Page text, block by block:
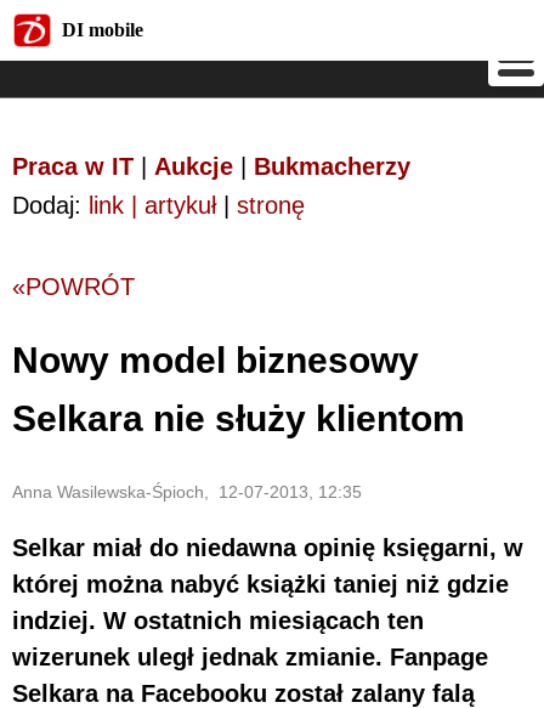
DI mobile
Praca w IT Aukcje
Bukmacherzy
Dodaj: link | artykuł| stronę
«POWRÓT
Nowy model biznesowy
Selkara nie służy klientom
Anna Wasilewska-Śpioch, 12-07-2013, 12:35
Selkar miał do niedawna opinię księgarni, w
której można nabyć książki taniej niż gdzie
indziej. W ostatnich miesiącach ten
wizerunek uległ jednak zmianie. Fanpage
Selkara na Facebooku został zalany falą
DI mobile